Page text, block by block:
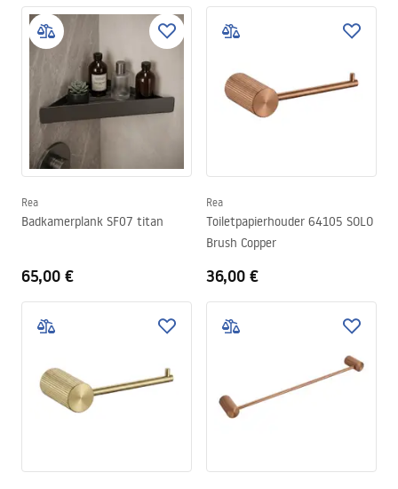
Rea
Badkamerplank SF07 titan
65,00 €
Rea
Toiletpapierhouder 64105 SOLO
Brush Copper
36,00 €